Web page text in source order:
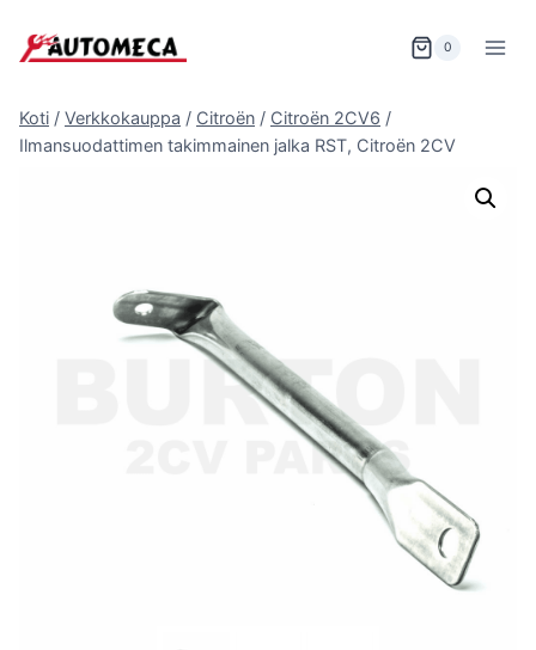
sisältöön
0
Koti / Verkkokauppa / Citroën / Citroën 2CV6 /
Ilmansuodattimen takimmainen jalka RST, Citroën 2CV